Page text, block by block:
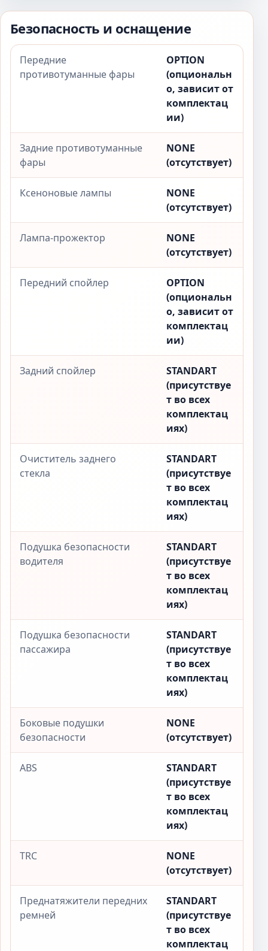
Безопасность и оснащение
Передние
противотуманные фары
OPTION
(опциональн
о, зависит от
комплектац
ии)
Задние противотуманные
фары
NONE
(отсутствует)
Ксеноновые лампы
NONE
(отсутствует)
Лампа-прожектор
NONE
(отсутствует)
Передний спойлер
OPTION
(опциональн
о, зависит от
комплектац
ии)
Задний спойлер
STANDART
(присутствуе
т во всех
комплектац
иях)
Очиститель заднего
стекла
STANDART
(присутствуе
т во всех
комплектац
иях)
Подушка безопасности
водителя
STANDART
(присутствуе
т во всех
комплектац
иях)
Подушка безопасности
пассажира
STANDART
(присутствуе
т во всех
комплектац
иях)
Боковые подушки
безопасности
NONE
(отсутствует)
ABS
STANDART
(присутствуе
т во всех
комплектац
иях)
TRC
NONE
(отсутствует)
Преднатяжители передних
ремней
STANDART
(присутствуе
т во всех
комплектац